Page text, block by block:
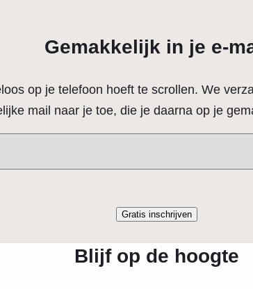
Gemakkelijk in je e-
op je telefoon hoeft te scrollen. We
mail naar je toe, die je daarna op je
Blijf op de hoogte